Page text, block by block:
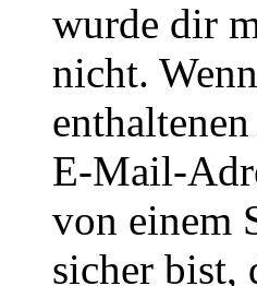
wurde dir
nicht.
E-Mail-
von einem
sicher bist,